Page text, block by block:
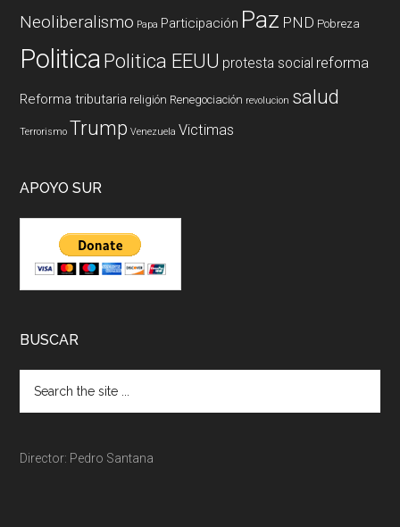
Neoliberalismo Papa Participación Paz PND Pobreza
PoliticaPolitica EEUU protesta social reforma
Reforma tributaria religión Renegociación revolucion salud
Terrorismo Trump Venezuela Victimas
APOYO SUR
BUSCAR
Director: Pedro Santana